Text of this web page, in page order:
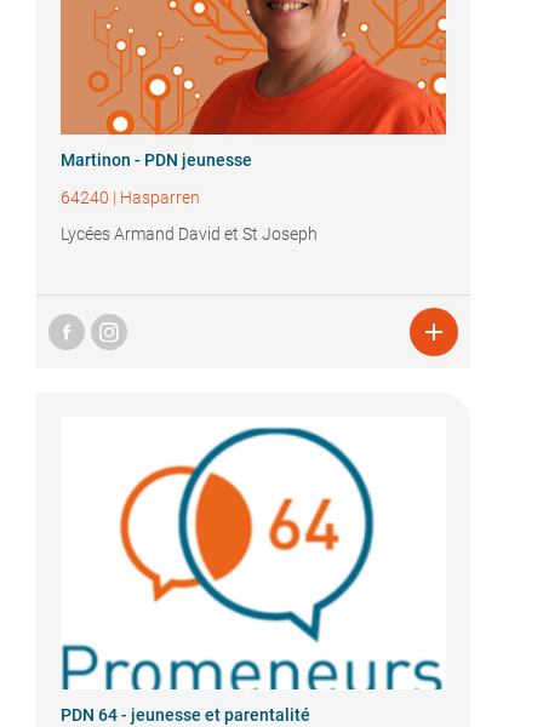
Martinon - PDN jeunesse
64240 | Hasparren
Lycées Armand David et St Joseph

PDN 64 - jeunesse et parentalité